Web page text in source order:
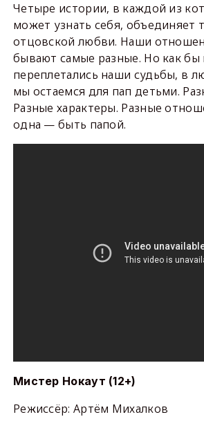
Четыре истории, в каждой из
может узнать себя, объединяет
отцовской любви. Наши
бывают самые разные. Но как бы
переплетались наши судьбы, в
мы остаемся для пап детьми.
Разные характеры. Разные
одна — быть папой.
Мистер Нокаут (12+)
Режиссёр: Артём Михалков